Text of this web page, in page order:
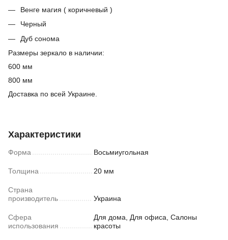
Венге магия ( коричневый )
Черный
Дуб сонома
Размеры зеркало в наличии:
600 мм
800 мм
Доставка по всей Украине.
Характеристики
Форма Восьмиугольная
Толщина 20 мм
Страна
производитель
Украина
Сфера
использования
Для дома, Для офиса, Салоны
красоты